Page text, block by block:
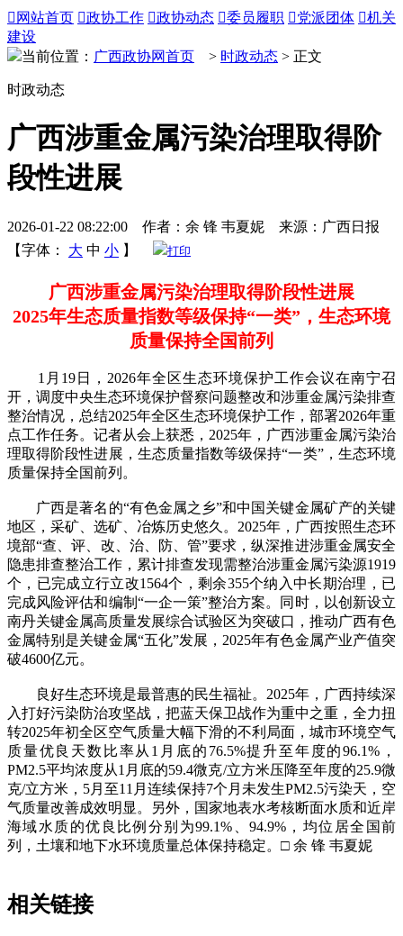
 网站首页 政协工作 政协动态 委员履职 党派团体 机关
建设
当前位置： 广西政协网首页 > 时政动态 > 正文
时政动态
广西涉重金属污染治理取得阶
段性进展
2026-01-22 08:22:00 作者：余 锋 韦夏妮 来源：广西日报
【字体：
大 中 小 】 打印
广西涉重金属污染治理取得阶段性进展
2025年生态质量指数等级保持“一类”，生态环境
质量保持全国前列
1月19日，2026年全区生态环境保护工作会议在南宁召
开，调度中央生态环境保护督察问题整改和涉重金属污染排查
整治情况，总结2025年全区生态环境保护工作，部署2026年重
点工作任务。记者从会上获悉，2025年，广西涉重金属污染治
理取得阶段性进展，生态质量指数等级保持“一类”，生态环境
质量保持全国前列。
广西是著名的“有色金属之乡”和中国关键金属矿产的关键
地区，采矿、选矿、冶炼历史悠久。2025年，广西按照生态环
境部“查、评、改、治、防、管”要求，纵深推进涉重金属安全
隐患排查整治工作，累计排查发现需整治涉重金属污染源1919
个，已完成立行立改1564个，剩余355个纳入中长期治理，已
完成风险评估和编制“一企一策”整治方案。同时，以创新设立
南丹关键金属高质量发展综合试验区为突破口，推动广西有色
金属特别是关键金属“五化”发展，2025年有色金属产业产值突
破4600亿元。
良好生态环境是最普惠的民生福祉。2025年，广西持续深
入打好污染防治攻坚战，把蓝天保卫战作为重中之重，全力扭
转2025年初全区空气质量大幅下滑的不利局面，城市环境空气
质量优良天数比率从1月底的76.5%提升至年度的96.1%，
PM2.5平均浓度从1月底的59.4微克/立方米压降至年度的25.9微
克/立方米，5月至11月连续保持7个月未发生PM2.5污染天，空
气质量改善成效明显。另外，国家地表水考核断面水质和近岸
海域水质的优良比例分别为99.1%、94.9%，均位居全国前
列，土壤和地下水环境质量总体保持稳定。□ 余 锋 韦夏妮
相关链接